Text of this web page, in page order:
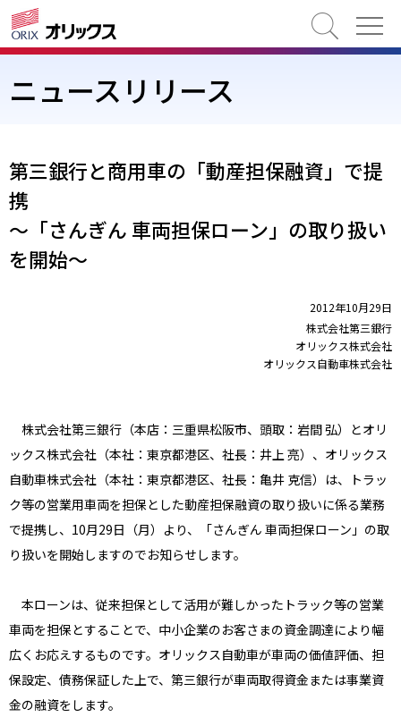
検索
ニュースリリース
第三銀行と商用車の「動産担保融資」で提
携
～「さんぎん 車両担保ローン」の取り扱い
を開始～
2012年10月29日
株式会社第三銀行
オリックス株式会社
オリックス自動車株式会社
株式会社第三銀行（本店：三重県松阪市、頭取：岩間 弘）とオリ
ックス株式会社（本社：東京都港区、社長：井上 亮）、オリックス
自動車株式会社（本社：東京都港区、社長：亀井 克信）は、トラッ
ク等の営業用車両を担保とした動産担保融資の取り扱いに係る業務
で提携し、10月29日（月）より、「さんぎん 車両担保ローン」の取
り扱いを開始しますのでお知らせします。
本ローンは、従来担保として活用が難しかったトラック等の営業
車両を担保とすることで、中小企業のお客さまの資金調達により幅
広くお応えするものです。オリックス自動車が車両の価値評価、担
保設定、債務保証した上で、第三銀行が車両取得資金または事業資
金の融資をします。